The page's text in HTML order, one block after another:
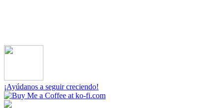
¡Ayúdanos a seguir creciendo!